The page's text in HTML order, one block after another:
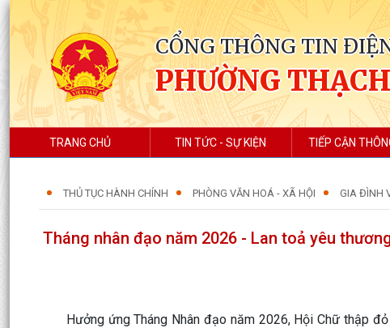
CỔNG THÔNG TIN
PHƯỜNG
TRANG CHỦ TIN TỨC - SỰ KIỆN TIẾP CẬN
THỦ TỤC HÀNH CHÍNH PHÒNG VĂN HOÁ - XÃ HỘI GIA ĐÌNH
Tháng nhân đạo năm 2026 - Lan toả yêu
Hưởng ứng Tháng Nhân đạo năm 2026, Hội Chữ thập